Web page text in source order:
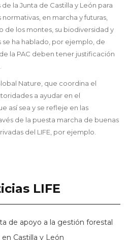
la Junta de Castilla y León para
en marcha y futuras,
de los montes, su biodiversidad y
se ha hablado, por ejemplo, de
la PAC deben tener justificación
Nature, que coordina el
a ayudar en el
así sea y se refleje en las
de la puesta marcha de buenas
del LIFE, por ejemplo.
LIFE
de apoyo a la gestión forestal
Castilla y León